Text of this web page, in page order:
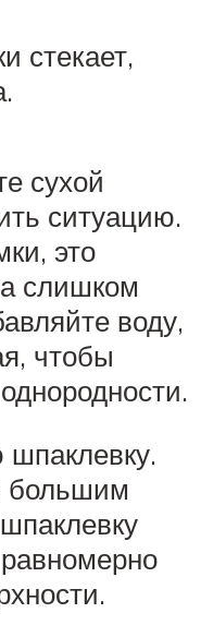
стекает,
сухой
ситуацию.
это
слишком
воду,
чтобы
большим